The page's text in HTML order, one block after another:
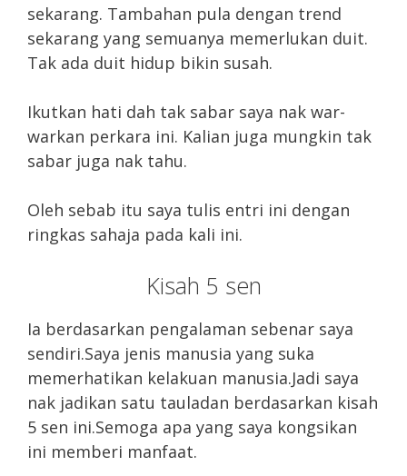
sekarang. Tambahan pula dengan trend
sekarang yang semuanya memerlukan duit.
Tak ada duit hidup bikin susah.
Ikutkan hati dah tak sabar saya nak war-
warkan perkara ini. Kalian juga mungkin tak
sabar juga nak tahu.
Oleh sebab itu saya tulis entri ini dengan
ringkas sahaja pada kali ini.
Kisah 5 sen
Ia berdasarkan pengalaman sebenar saya
sendiri.Saya jenis manusia yang suka
memerhatikan kelakuan manusia.Jadi saya
nak jadikan satu tauladan berdasarkan kisah
5 sen ini.Semoga apa yang saya kongsikan
ini memberi manfaat.